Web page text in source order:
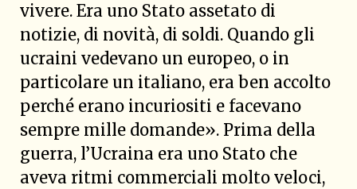
vivere. Era uno Stato assetato di
notizie, di novità, di soldi. Quando gli
ucraini vedevano un europeo, o in
particolare un italiano, era ben accolto
perché erano incuriositi e facevano
sempre mille domande». Prima della
guerra, l’Ucraina era uno Stato che
aveva ritmi commerciali molto veloci,